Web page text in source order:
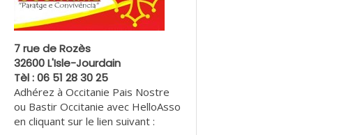
7 rue de Rozès
32600 L'Isle-Jourdain
Tèl : 06 51 28 30 25
Adhérez à Occitanie Pais Nostre
ou Bastir Occitanie avec HelloAsso
en cliquant sur le lien suivant :